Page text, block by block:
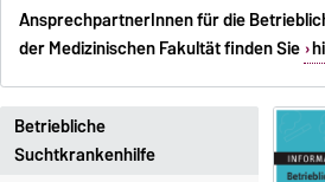
AnsprechpartnerInnen für die
der Medizinischen Fakultät finden Sie
Betriebliche
Suchtkrankenhilfe